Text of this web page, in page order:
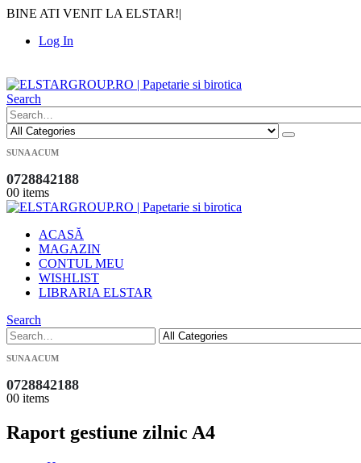
BINE ATI VENIT LA ELSTAR!|
Log In
Search
SUNA ACUM
0728842188
00 items
ACASĂ
MAGAZIN
CONTUL MEU
WISHLIST
LIBRARIA ELSTAR
Search
SUNA ACUM
0728842188
00 items
Raport gestiune zilnic A4